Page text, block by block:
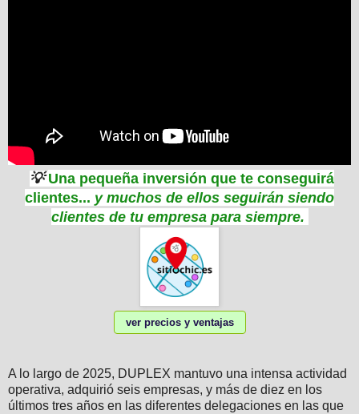
💡Una pequeña inversión que te conseguirá
clientes... y muchos de ellos seguirán siendo
clientes de tu empresa para siempre.
ver precios y ventajas
A lo largo de 2025, DUPLEX mantuvo una intensa actividad
operativa, adquirió seis empresas, y más de diez en los
últimos tres años en las diferentes delegaciones en las que